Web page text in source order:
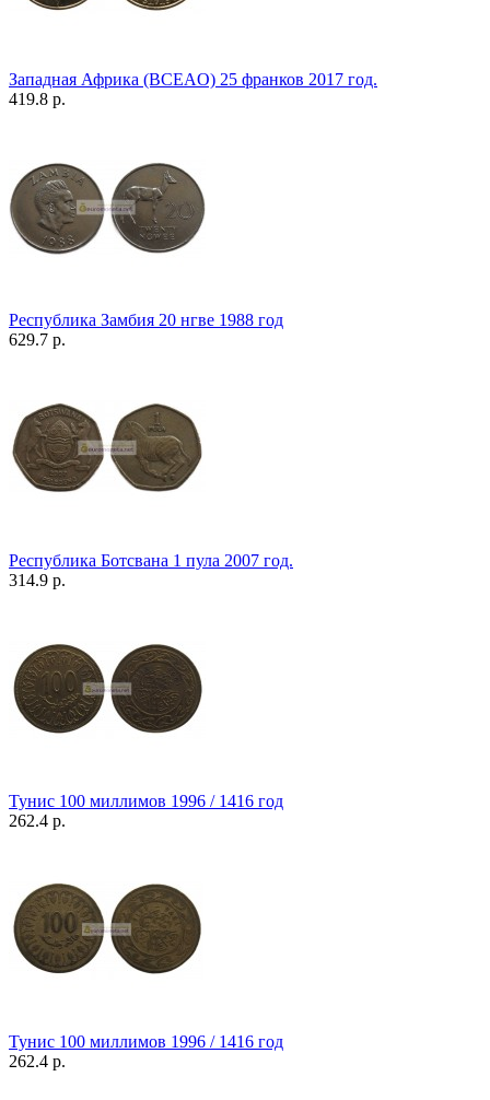
Западная Африка (BCEAO) 25 франков 2017 год.
419.8 р.
Республика Замбия 20 нгве 1988 год
629.7 р.
Республика Ботсвана 1 пула 2007 год.
314.9 р.
Тунис 100 миллимов 1996 / 1416 год
262.4 р.
Тунис 100 миллимов 1996 / 1416 год
262.4 р.